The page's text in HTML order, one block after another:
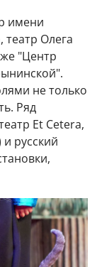
имени
театр Олега
"Центр
не только
Ряд
Et Cetera,
русский